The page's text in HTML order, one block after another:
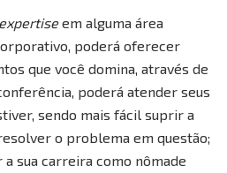
expertiseem alguma área
poderá oferecer
que você domina, através de
poderá atender seus
sendo mais fácil suprir a
o problema em questão;
sua carreira como nômade